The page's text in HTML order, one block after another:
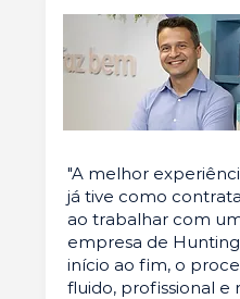
"A melhor
já tive como
ao trabalhar com
empresa de
início ao fim, o
fluido, profissional e